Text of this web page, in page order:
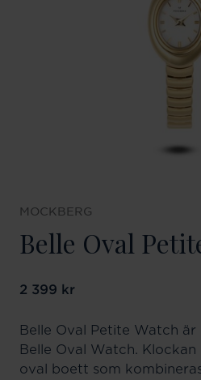
MOCKBERG
Belle Oval
Pris:2 399 kr
2 399 kr
Belle Oval Petite Watch
Belle Oval Watch.
oval boett som